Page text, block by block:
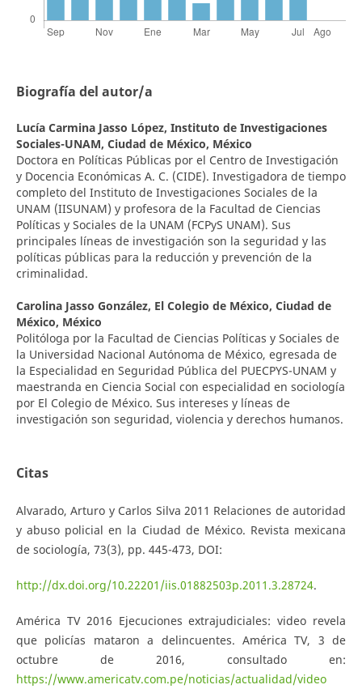
Biografía del autor/a
Lucía Carmina Jasso López, Instituto de Investigaciones
Sociales-UNAM, Ciudad de México, México
Doctora en Políticas Públicas por el Centro de Investigación
y Docencia Económicas A. C. (CIDE). Investigadora de tiempo
completo del Instituto de Investigaciones Sociales de la
UNAM (IISUNAM) y profesora de la Facultad de Ciencias
Políticas y Sociales de la UNAM (FCPyS UNAM). Sus
principales líneas de investigación son la seguridad y las
políticas públicas para la reducción y prevención de la
criminalidad.
Carolina Jasso González, El Colegio de México, Ciudad de
México, México
Politóloga por la Facultad de Ciencias Políticas y Sociales de
la Universidad Nacional Autónoma de México, egresada de
la Especialidad en Seguridad Pública del PUECPYS-UNAM y
maestranda en Ciencia Social con especialidad en sociología
por El Colegio de México. Sus intereses y líneas de
investigación son seguridad, violencia y derechos humanos.
Citas
Alvarado, Arturo y Carlos Silva 2011 Relaciones de autoridad
y abuso policial en la Ciudad de México. Revista mexicana
de sociología, 73(3), pp. 445-473, DOI:
http://dx.doi.org/10.22201/iis.01882503p.2011.3.28724.
América TV 2016 Ejecuciones extrajudiciales: video revela
que policías mataron a delincuentes. América TV, 3 de
octubre de 2016, consultado en:
https://www.americatv.com.pe/noticias/actualidad/video